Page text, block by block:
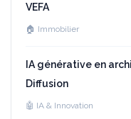
VEFA
🏠 Immobilier
IA générative en
Diffusion
🤖 IA & Innovation